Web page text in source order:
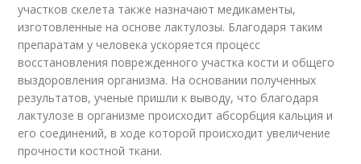
участков скелета также назначают медикаменты,
изготовленные на основе лактулозы. Благодаря таким
препаратам у человека ускоряется процесс
восстановления поврежденного участка кости и общего
выздоровления организма. На основании полученных
результатов, ученые пришли к выводу, что благодаря
лактулозе в организме происходит абсорбция кальция и
его соединений, в ходе которой происходит увеличение
прочности костной ткани.